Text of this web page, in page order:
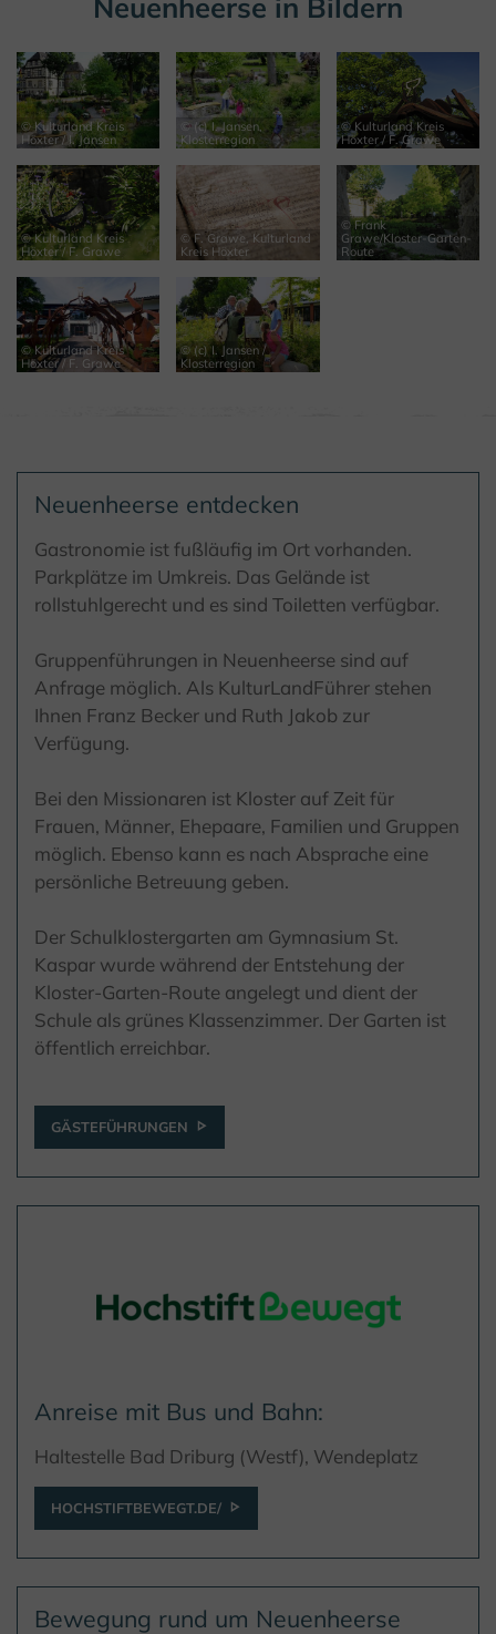
© Kulturland Kreis
Höxter / I. Jansen
© (c) I. Jansen,
Klosterregion
© Kulturland Kreis
Höxter / F. Grawe
© Kulturland Kreis
Höxter / F. Grawe
© F. Grawe, Kulturland
Kreis Höxter
© Frank
Grawe/Kloster-Garten-
Route
© Kulturland Kreis
Höxter / F. Grawe
© (c) I. Jansen /
Klosterregion
Neuenheerse entdecken
Gastronomie ist fußläufig im Ort vorhanden.
Parkplätze im Umkreis. Das Gelände ist
rollstuhlgerecht und es sind Toiletten verfügbar.
Gruppenführungen in Neuenheerse sind auf
Anfrage möglich. Als KulturLandFührer stehen
Ihnen Franz Becker und Ruth Jakob zur
Verfügung.
Bei den Missionaren ist Kloster auf Zeit für
Frauen, Männer, Ehepaare, Familien und Gruppen
möglich. Ebenso kann es nach Absprache eine
persönliche Betreuung geben.
Der Schulklostergarten am Gymnasium St.
Kaspar wurde während der Entstehung der
Kloster-Garten-Route angelegt und dient der
Schule als grünes Klassenzimmer. Der Garten ist
öffentlich erreichbar.
GÄSTEFÜHRUNGEN
Anreise mit Bus und Bahn:
Haltestelle Bad Driburg (Westf), Wendeplatz
HOCHSTIFTBEWEGT.DE/
Bewegung rund um Neuenheerse